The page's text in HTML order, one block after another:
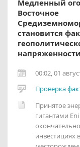
Медленный
Восточное
становится
напряженности
00:02, 01
Проверка
Принятое
гигантами
инвестициях